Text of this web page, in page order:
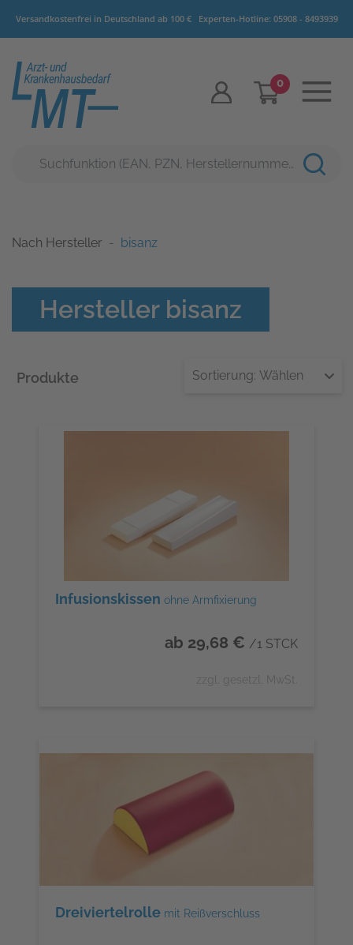
Versandkostenfrei in Deutschland ab 100 € Experten-Hotline: 05908 - 8493939
0
Nach Hersteller bisanz
Hersteller bisanz
Produkte Sortierung: Wählen
Infusionskissen ohne Armfixierung
ab 29,68 € /1 STCK
zzgl. gesetzl. MwSt.
Dreiviertelrolle mit Reißverschluss